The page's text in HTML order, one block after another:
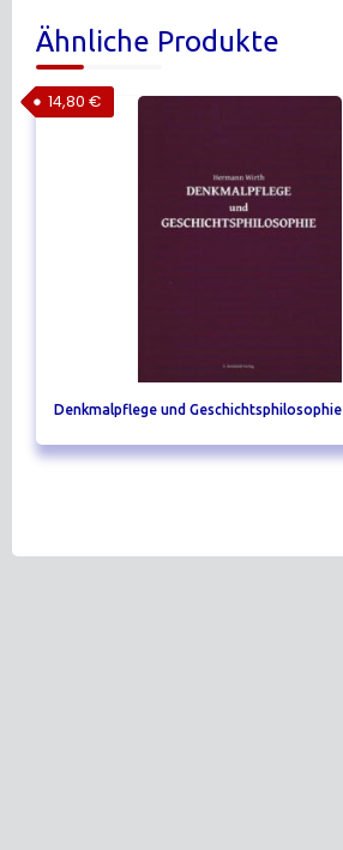
Ähnliche Produkte
Denkmalpflege und Geschichtsphilosophie
14,80 €